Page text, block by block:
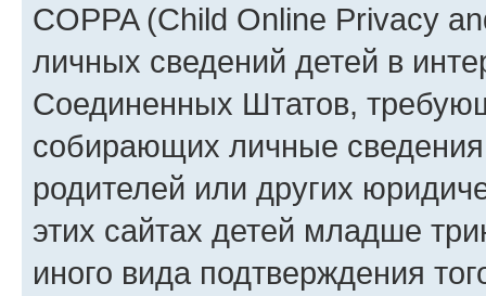
COPPA (Child Online Privacy
личных сведений детей в
Соединенных Штатов,
собирающих личные
родителей или других
этих сайтах детей младше
иного вида подтверждения